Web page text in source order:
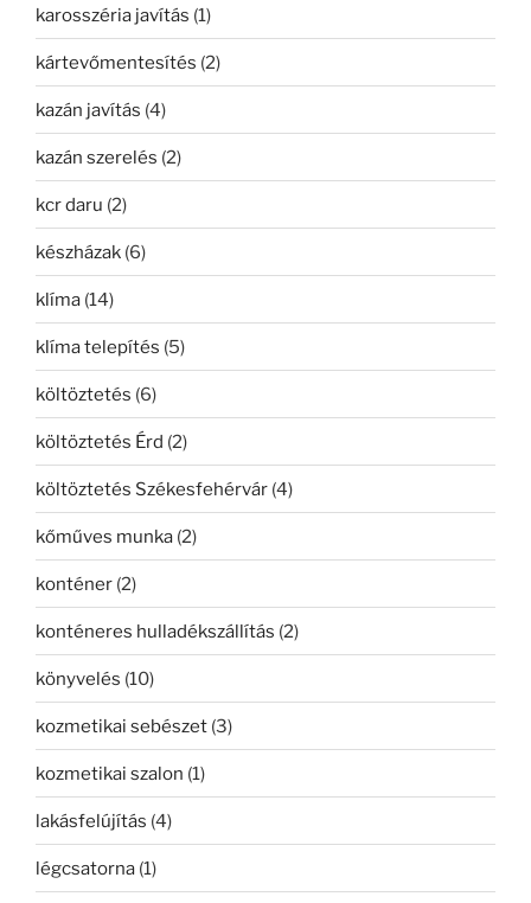
karosszéria javítás (1)
kártevőmentesítés (2)
kazán javítás (4)
kazán szerelés (2)
kcr daru (2)
készházak (6)
klíma (14)
klíma telepítés (5)
költöztetés (6)
költöztetés Érd (2)
költöztetés Székesfehérvár (4)
kőműves munka (2)
konténer (2)
konténeres hulladékszállítás (2)
könyvelés (10)
kozmetikai sebészet (3)
kozmetikai szalon (1)
lakásfelújítás (4)
légcsatorna (1)